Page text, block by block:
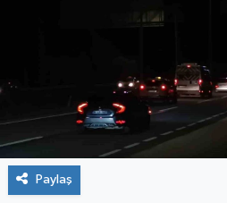
Paylaş